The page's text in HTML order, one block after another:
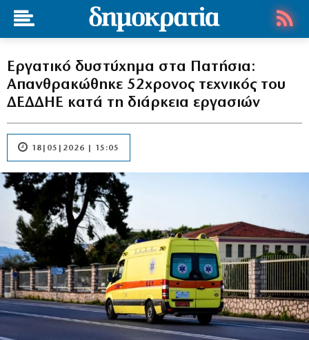
Εργατικό δυστύχημα στα Πατήσια:
Απανθρακώθηκε 52χρονος τεχνικός του
ΔΕΔΔΗΕ κατά τη διάρκεια εργασιών
18|05|2026 | 15:05